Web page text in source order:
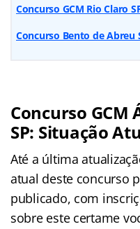
Concurso GCM Rio Claro
Concurso Bento de Abreu
Concurso GCM
SP: Situação
Até a última
atual deste concurso
publicado, com
sobre este certame